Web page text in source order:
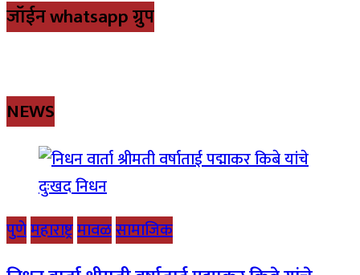
जॉईन whatsapp ग्रुप
NEWS
पुणेमहाराष्ट्रमावळसामाजिक